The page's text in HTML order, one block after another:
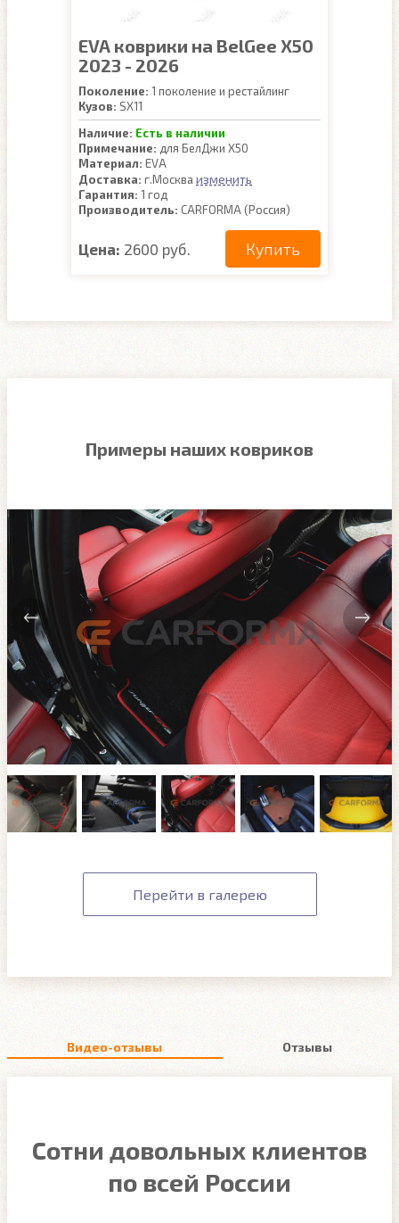
EVA коврики на BelGee X50
2023 - 2026
Поколение: 1 поколение и рестайлинг
Кузов: SX11
Наличие: Есть в наличии
Примечание: для БелДжи Х50
Материал: EVA
Доставка: г.Москва изменить
Гарантия: 1 год
Производитель: CARFORMA (Россия)
Цена: 2600 руб. Купить
Примеры наших ковриков
Перейти в галерею
Видео-отзывы Отзывы
Сотни довольных клиентов
по всей России